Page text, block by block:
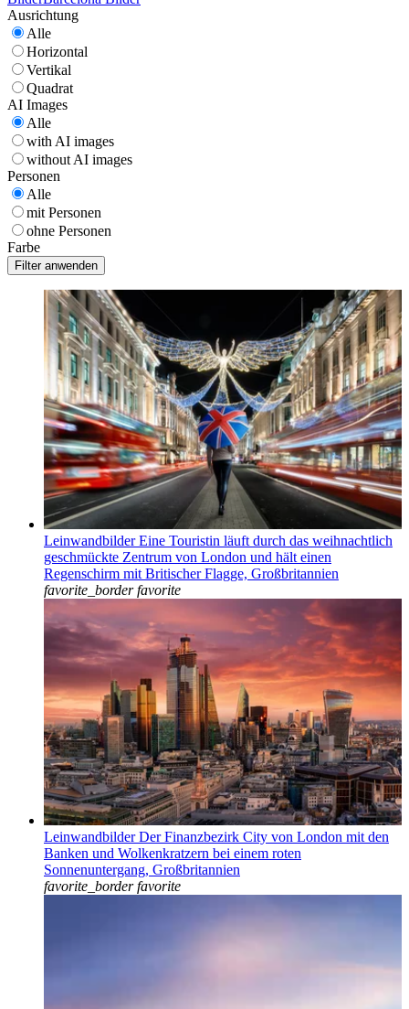
Ausrichtung
Alle
Horizontal
Vertikal
Quadrat
AI Images
Alle
with AI images
without AI images
Personen
Alle
mit Personen
ohne Personen
Farbe
Leinwandbilder Eine Touristin läuft durch das weihnachtlich
geschmückte Zentrum von London und hält einen
Regenschirm mit Britischer Flagge, Großbritannien
favorite_border favorite
Leinwandbilder Der Finanzbezirk City von London mit den
Banken und Wolkenkratzern bei einem roten
Sonnenuntergang, Großbritannien
favorite_border favorite